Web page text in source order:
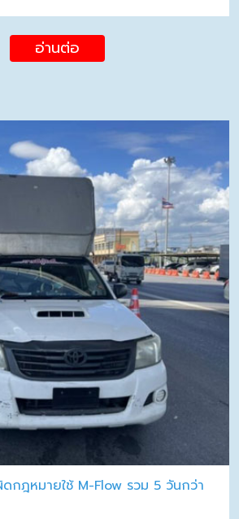
อ่านต่อ
กฎหมายใช้ M-Flow รวม 5 วันกว่า